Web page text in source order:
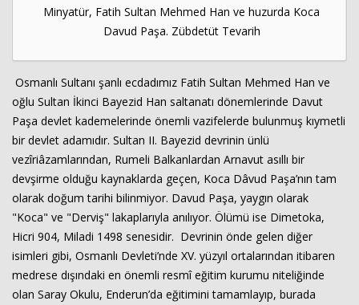
Minyatür, Fatih Sultan Mehmed Han ve huzurda Koca
Davud Paşa. Zübdetüt Tevarih
Osmanlı Sultanı şanlı ecdadımız Fatih Sultan Mehmed Han ve
oğlu Sultan İkinci Bayezid Han saltanatı dönemlerinde Davut
Paşa devlet kademelerinde önemli vazifelerde bulunmuş kıymetli
bir devlet adamıdır. Sultan II. Bayezid devrinin ünlü
vezîriâzamlarından, Rumeli Balkanlardan Arnavut asıllı bir
devşirme olduğu kaynaklarda geçen, Koca Dâvud Paşa’nın tam
olarak doğum tarihi bilinmiyor. Davud Paşa, yaygın olarak
"Koca" ve "Derviş" lakaplarıyla anılıyor. Ölümü ise Dimetoka,
Hicri 904, Miladi 1498 senesidir. Devrinin önde gelen diğer
isimleri gibi, Osmanlı Devleti’nde XV. yüzyıl ortalarından itibaren
medrese dışındaki en önemli resmî eğitim kurumu niteliğinde
olan Saray Okulu, Enderun’da eğitimini tamamlayıp, burada